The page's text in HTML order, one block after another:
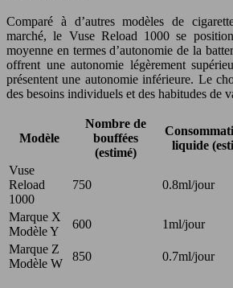
Comparé à d’autres modèles de
marché, le Vuse Reload 1000 se
moyenne en termes d’autonomie de la
offrent une autonomie légèrement
présentent une autonomie inférieure. Le
des besoins individuels et des habitudes de
Modèle
Nombre de
bouffées
(estimé)
liquide
Vuse
Reload
1000
750 0.8ml/jour
Marque X
Modèle Y
600 1ml/jour
Marque Z
Modèle W
850 0.7ml/jour